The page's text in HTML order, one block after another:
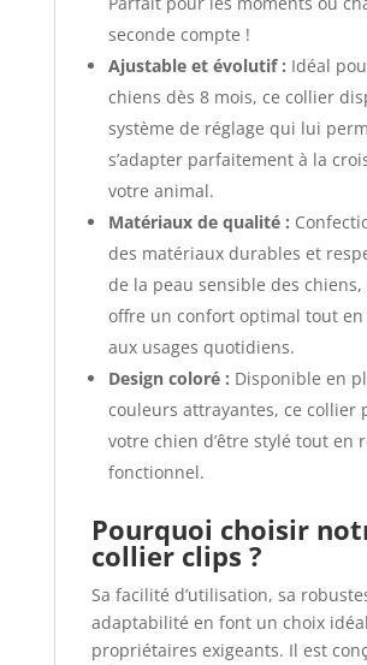
seconde compte !
Ajustable et évolutif : Idéal
chiens dès 8 mois, ce collier
système de réglage qui lui
s’adapter parfaitement à la
votre animal.
Matériaux de qualité :
des matériaux durables et
de la peau sensible des
offre un confort optimal tout
aux usages quotidiens.
Design coloré : Disponible en
couleurs attrayantes, ce collier
votre chien d’être stylé tout en
fonctionnel.
Pourquoi choisir
collier clips ?
Sa facilité d’utilisation, sa
adaptabilité en font un choix
propriétaires exigeants. Il est